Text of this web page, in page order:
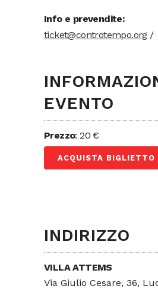
Info e prevendite:
ticket@controtempo.org/
EVENTO
Prezzo: 20 €
ACQUISTA BIGLIETTO
INDIRIZZO
VILLA ATTEMS
Via Giulio Cesare, 36,